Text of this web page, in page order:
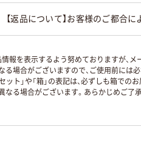
【返品について】お客様のご都合
報を表示するよう努めておりますが、メ
場合がございますので、ご使用前には
ット」や「箱」の表記は、必ずしも箱での
る場合がございます。あらかじめご了承